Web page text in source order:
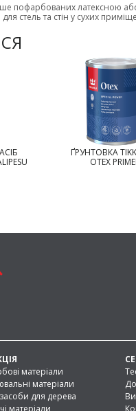
пофарбованих латексною
стель та стін у сухих
СТАНОК
MAXI
матеріали
матеріали
для дерева
матеріали